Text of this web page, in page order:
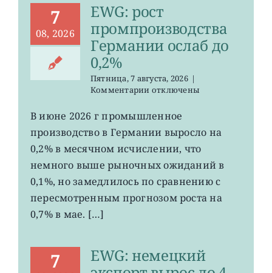
7
08, 2026
EWG: рост
промпроизводства
Германии ослаб до
0,2%
Пятница, 7 августа, 2026 |
Комментариик
EWG:
рост
промпроизводства
Германии
до
0,2%
отключены
В июне 2026 г промышленное
производство в Германии выросло на
0,2% в месячном исчислении, что
немного выше рыночных ожиданий в
0,1%, но замедлилось по сравнению с
пересмотренным прогнозом роста на
0,7% в мае. […]
7
EWG: немецкий